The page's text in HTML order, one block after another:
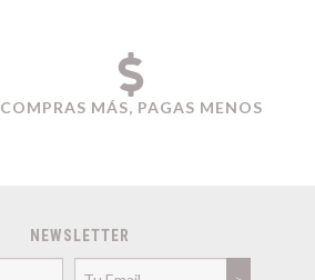
COMPRAS MÁS, PAGAS MENOS
NEWSLETTER